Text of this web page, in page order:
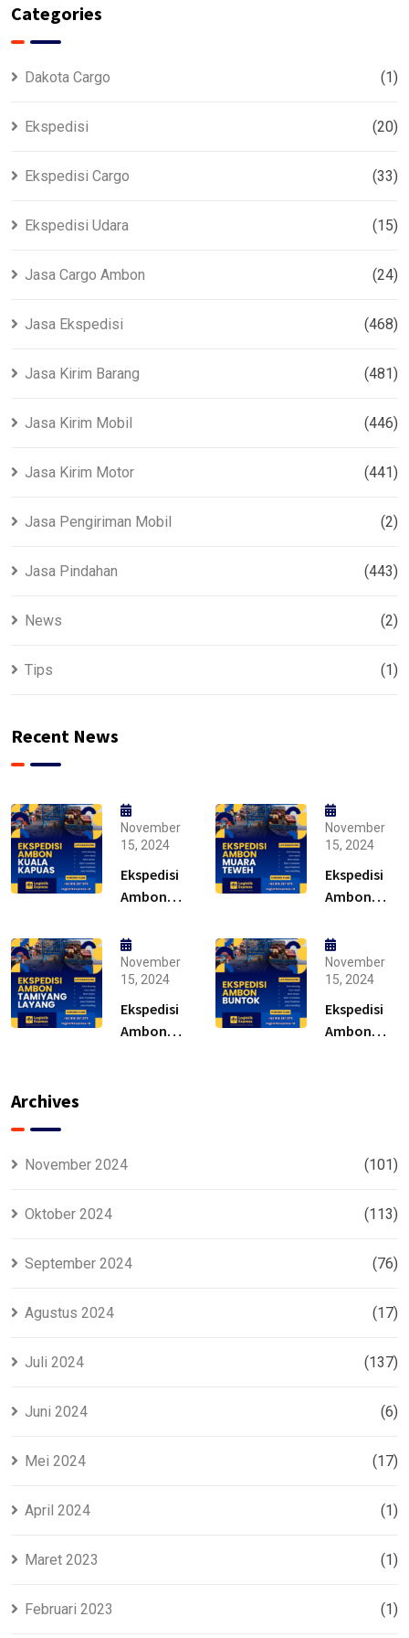
Categories
Dakota Cargo (1)
Ekspedisi (20)
Ekspedisi Cargo (33)
Ekspedisi Udara (15)
Jasa Cargo Ambon (24)
Jasa Ekspedisi (468)
Jasa Kirim Barang (481)
Jasa Kirim Mobil (446)
Jasa Kirim Motor (441)
Jasa Pengiriman Mobil (2)
Jasa Pindahan (443)
News (2)
Tips (1)
Recent News
November
15, 2024
Ekspedisi
Ambon
Kapuas –
Solusi
November
15, 2024
Ekspedisi
Ambon
Teweh –
Solusi
November
15, 2024
Ekspedisi
Ambon
November
15, 2024
Ekspedisi
Ambon
Archives
November 2024 (101)
Oktober 2024 (113)
September 2024 (76)
Agustus 2024 (17)
Juli 2024 (137)
Juni 2024 (6)
Mei 2024 (17)
April 2024 (1)
Maret 2023 (1)
Februari 2023 (1)